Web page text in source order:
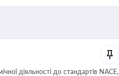
діяльності до стандартів NACE,